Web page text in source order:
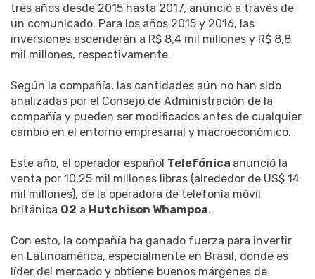
tres años desde 2015 hasta 2017, anunció a través de
un comunicado. Para los años 2015 y 2016, las
inversiones ascenderán a R$ 8,4 mil millones y R$ 8,8
mil millones, respectivamente.
Según la compañía, las cantidades aún no han sido
analizadas por el Consejo de Administración de la
compañía y pueden ser modificados antes de cualquier
cambio en el entorno empresarial y macroeconómico.
Este año, el operador español Telefónica anunció la
venta por 10,25 mil millones libras (alrededor de US$ 14
mil millones), de la operadora de telefonía móvil
británica O2 a Hutchison Whampoa.
Con esto, la compañía ha ganado fuerza para invertir
en Latinoamérica, especialmente en Brasil, donde es
líder del mercado y obtiene buenos márgenes de